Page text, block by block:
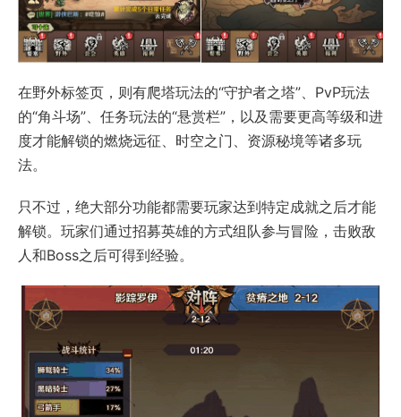
在野外标签页，则有爬塔玩法的“守护者之塔”、PvP玩法
的“角斗场”、任务玩法的“悬赏栏”，以及需要更高等级和进
度才能解锁的燃烧远征、时空之门、资源秘境等诸多玩
法。
只不过，绝大部分功能都需要玩家达到特定成就之后才能
解锁。玩家们通过招募英雄的方式组队参与冒险，击败敌
人和Boss之后可得到经验。